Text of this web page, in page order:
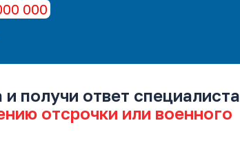
000
получи ответ специалиста
отсрочки или военного